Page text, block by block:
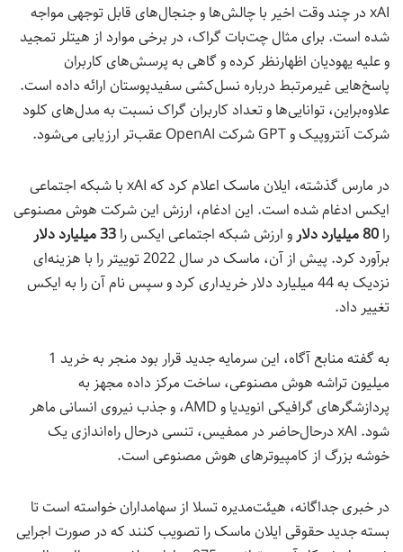
xAI در چند وقت اخیر با چالش‌ها و جنجال‌های قابل توجهی مواجه
شده است. برای مثال چت‌بات گراک، در برخی موارد از هیتلر تمجید
و علیه یهودیان اظهارنظر کرده و گاهی به پرسش‌های کاربران
پاسخ‌هایی غیرمرتبط درباره نسل‌کشی سفیدپوستان ارائه داده است.
علاوه‌براین، توانایی‌ها و تعداد کاربران گراک نسبت به مدل‌های کلود
شرکت آنتروپیک و GPT شرکت OpenAI عقب‌تر ارزیابی می‌شود.
در مارس گذشته، ایلان ماسک اعلام کرد که xAI با شبکه اجتماعی
ایکس ادغام شده است. این ادغام، ارزش این شرکت هوش مصنوعی
را 80 میلیارد دلار و ارزش شبکه اجتماعی ایکس را 33 میلیارد دلار
برآورد کرد. پیش از آن، ماسک در سال 2022 توییتر را با هزینه‌ای
نزدیک به 44 میلیارد دلار خریداری کرد و سپس نام آن را به ایکس
تغییر داد.
به گفته منابع آگاه، این سرمایه جدید قرار بود منجر به خرید 1
میلیون تراشه هوش مصنوعی، ساخت مرکز داده مجهز به
پردازشگرهای گرافیکی انویدیا و AMD، و جذب نیروی انسانی ماهر
شود. xAI درحال‌حاضر در ممفیس، تنسی درحال راه‌اندازی یک
خوشه بزرگ از کامپیوترهای هوش مصنوعی است.
در خبری جداگانه، هیئت‌مدیره تسلا از سهامداران خواسته است تا
بسته جدید حقوقی ایلان ماسک را تصویب کنند که در صورت اجرایی